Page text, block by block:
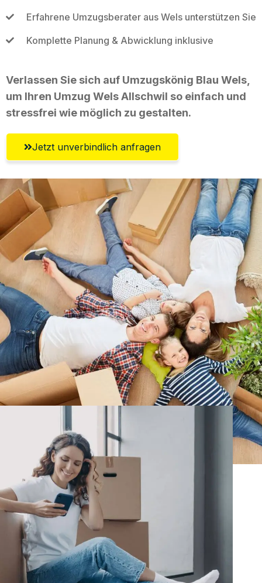
Erfahrene Umzugsberater aus Wels unterstützen Sie
Komplette Planung & Abwicklung inklusive
Verlassen Sie sich auf Umzugskönig Blau Wels,
um Ihren Umzug Wels Allschwil so einfach und
stressfrei wie möglich zu gestalten.
Jetzt unverbindlich anfragen